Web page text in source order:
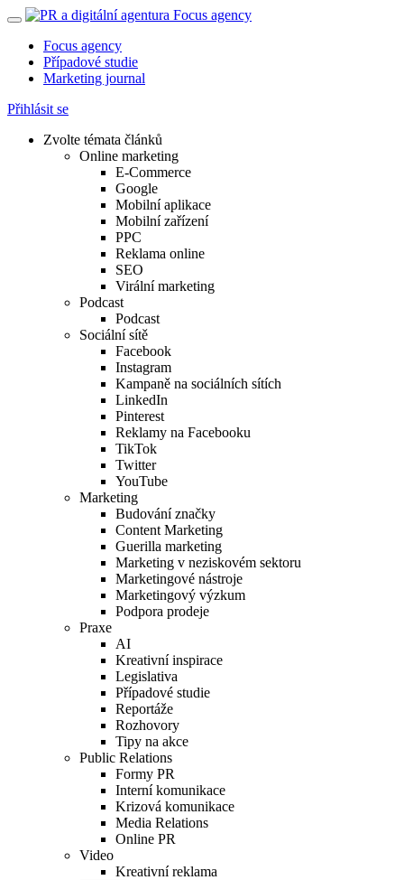
Focus agency
Případové studie
Marketing journal
Přihlásit se
Zvolte témata článků
Online marketing
E-Commerce
Google
Mobilní aplikace
Mobilní zařízení
PPC
Reklama online
SEO
Virální marketing
Podcast
Podcast
Sociální sítě
Facebook
Instagram
Kampaně na sociálních sítích
LinkedIn
Pinterest
Reklamy na Facebooku
TikTok
Twitter
YouTube
Marketing
Budování značky
Content Marketing
Guerilla marketing
Marketing v neziskovém sektoru
Marketingové nástroje
Marketingový výzkum
Podpora prodeje
Praxe
AI
Kreativní inspirace
Legislativa
Případové studie
Reportáže
Rozhovory
Tipy na akce
Public Relations
Formy PR
Interní komunikace
Krizová komunikace
Media Relations
Online PR
Video
Kreativní reklama